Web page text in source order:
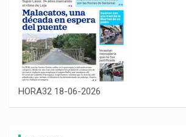
HORA32 18-06-2026